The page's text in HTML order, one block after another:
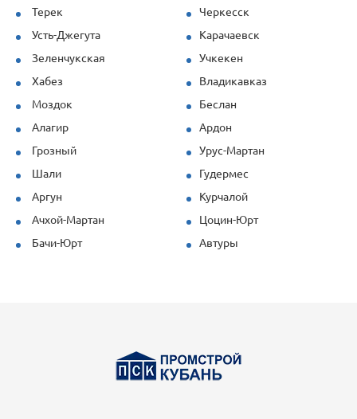
Терек
Черкесск
Усть-Джегута
Карачаевск
Зеленчукская
Учкекен
Хабез
Владикавказ
Моздок
Беслан
Алагир
Ардон
Грозный
Урус-Мартан
Шали
Гудермес
Аргун
Курчалой
Ачхой-Мартан
Цоцин-Юрт
Бачи-Юрт
Автуры